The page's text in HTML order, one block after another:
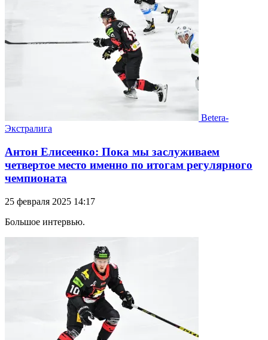
Betera-
Экстралига
Антон Елисеенко: Пока мы заслуживаем
четвертое место именно по итогам регулярного
чемпионата
25 февраля 2025 14:17
Большое интервью.